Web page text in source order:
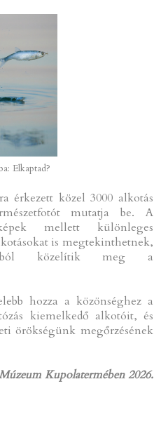
Elkaptad?
érkezett közel 3000 alkotás
mutatja be. A
mellett különleges
is megtekinthetnek,
közelítik meg a
hozza a közönséghez a
kiemelkedő alkotóit, és
örökségünk megőrzésének
Kupolatermében 2026.